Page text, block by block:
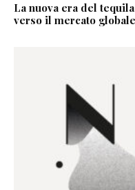
La nuova era del
verso il mercato globale